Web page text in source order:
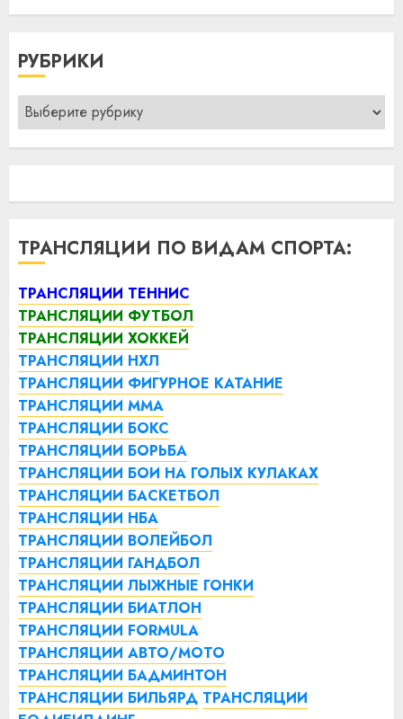
РУБРИКИ
Рубрики
ТРАНСЛЯЦИИ ПО ВИДАМ СПОРТА:
ТРАНСЛЯЦИИ ТЕННИС
ТРАНСЛЯЦИИ ФУТБОЛ
ТРАНСЛЯЦИИ ХОККЕЙ
ТРАНСЛЯЦИИ НХЛ
ТРАНСЛЯЦИИ ФИГУРНОЕ КАТАНИЕ
ТРАНСЛЯЦИИ ММА
ТРАНСЛЯЦИИ БОКС
ТРАНСЛЯЦИИ БОРЬБА
ТРАНСЛЯЦИИ БОИ НА ГОЛЫХ КУЛАКАХ
ТРАНСЛЯЦИИ БАСКЕТБОЛ
ТРАНСЛЯЦИИ НБА
ТРАНСЛЯЦИИ ВОЛЕЙБОЛ
ТРАНСЛЯЦИИ ГАНДБОЛ
ТРАНСЛЯЦИИ ЛЫЖНЫЕ ГОНКИ
ТРАНСЛЯЦИИ БИАТЛОН
ТРАНСЛЯЦИИ FORMULA
ТРАНСЛЯЦИИ АВТО/МОТО
ТРАНСЛЯЦИИ БАДМИНТОН
ТРАНСЛЯЦИИ БИЛЬЯРД ТРАНСЛЯЦИИ